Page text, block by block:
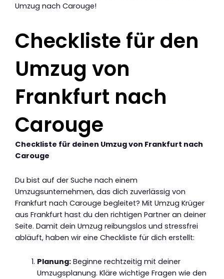
Umzug nach Carouge!
Checkliste für den
Umzug von
Frankfurt nach
Carouge
Checkliste für deinen Umzug von Frankfurt nach
Carouge
Du bist auf der Suche nach einem
Umzugsunternehmen, das dich zuverlässig von
Frankfurt nach Carouge begleitet? Mit Umzug Krüger
aus Frankfurt hast du den richtigen Partner an deiner
Seite. Damit dein Umzug reibungslos und stressfrei
abläuft, haben wir eine Checkliste für dich erstellt:
Planung:Beginne rechtzeitig mit deiner
Umzugsplanung. Kläre wichtige Fragen wie den